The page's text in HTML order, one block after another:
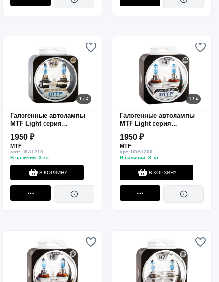
1 / 4
Галогенные автолампы
MTF Light серия
12V, 42W, комп.
1950 ₽
MTF
арт: H8A1210
В наличии: 3 шт.
В КОРЗИНУ
1 / 4
Галогенные автолампы
MTF Light серия
65W, комп.
1950 ₽
MTF
арт: H8A1209
В наличии: 3 шт.
В КОРЗИНУ